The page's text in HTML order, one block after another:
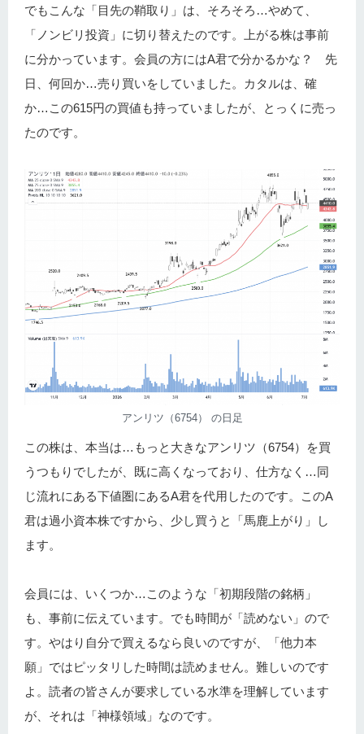
でもこんな「目先の鞘取り」は、そろそろ…やめて、
「ノンビリ投資」に切り替えたのです。上がる株は事前
に分かっています。会員の方にはA君で分かるかな？ 先
日、何回か…売り買いをしていました。カタルは、確
か…この615円の買値も持っていましたが、とっくに売っ
たのです。
アンリツ（6754） の日足
この株は、本当は…もっと大きなアンリツ（6754）を買
うつもりでしたが、既に高くなっており、仕方なく…同
じ流れにある下値圏にあるA君を代用したのです。このA
君は過小資本株ですから、少し買うと「馬鹿上がり」し
ます。
会員には、いくつか…このような「初期段階の銘柄」
も、事前に伝えています。でも時間が「読めない」ので
す。やはり自分で買えるなら良いのですが、「他力本
願」ではピッタリした時間は読めません。難しいのです
よ。読者の皆さんが要求している水準を理解しています
が、それは「神様領域」なのです。